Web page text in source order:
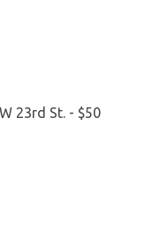
23rd St. - $50